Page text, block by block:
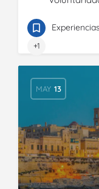
+1
MAY 13